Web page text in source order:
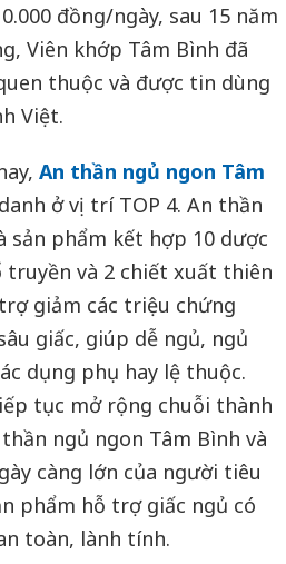
đồng/ngày, sau 15 năm
Viên khớp Tâm Bình đã
thuộc và được tin dùng
Việt.
An thần ngủ ngon Tâm
ở vị trí TOP 4. An thần
sản phẩm kết hợp 10 dược
truyền và 2 chiết xuất thiên
giảm các triệu chứng
giấc, giúp dễ ngủ, ngủ
dụng phụ hay lệ thuộc.
tục mở rộng chuỗi thành
ngủ ngon Tâm Bình và
càng lớn của người tiêu
phẩm hỗ trợ giấc ngủ có
toàn, lành tính.